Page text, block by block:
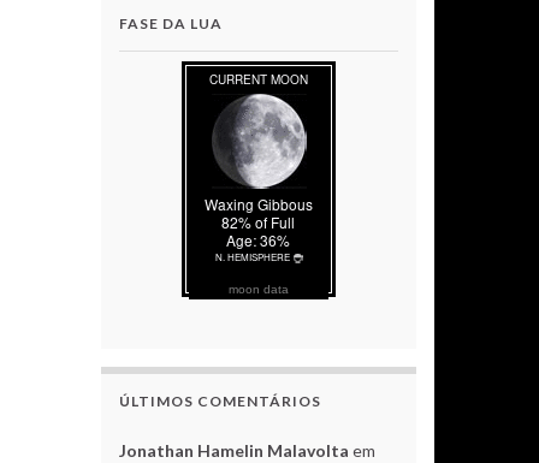
FASE DA LUA
moon data
ÚLTIMOS COMENTÁRIOS
Jonathan Hamelin Malavolta em